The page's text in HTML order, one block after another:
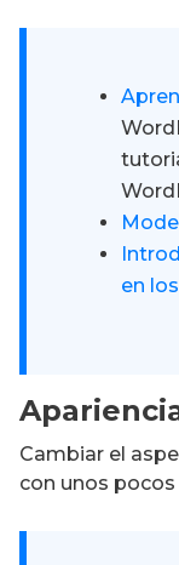
en
Cambiar el
con unos pocos